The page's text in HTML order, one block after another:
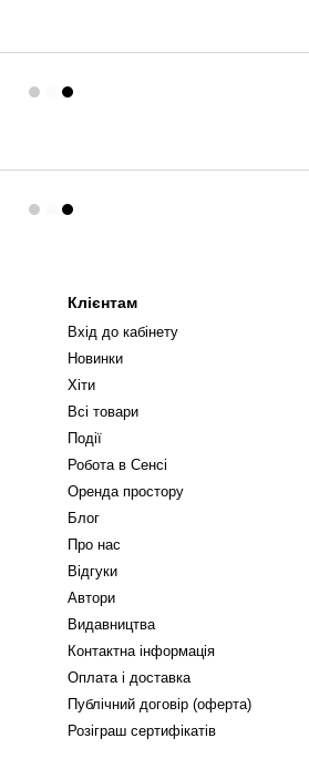
Клієнтам
Вхід до кабінету
Новинки
Хіти
Всі товари
Події
Робота в Сенсі
Оренда простору
Блог
Про нас
Відгуки
Автори
Видавництва
Контактна інформація
Оплата і доставка
Публічний договір (оферта)
Розіграш сертифікатів